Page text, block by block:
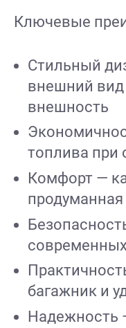
Ключевые
Стильный
внешний вид
внешность
топлива при
Комфорт —
багажник и
Надежность